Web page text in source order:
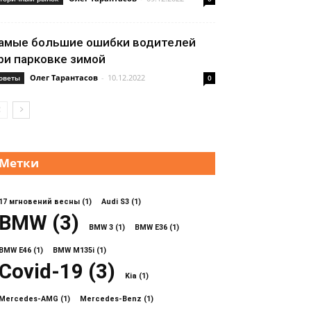
большие ошибки водителей
парковке зимой
Олег Тарантасов - 10.12.2022 0
Метки
17 мгновений весны (1) Audi S3 (1)
BMW (3) BMW 3 (1) BMW E36 (1)
BMW E46 (1) BMW M135i (1)
Covid-19 (3) Kia (1)
Mercedes-AMG (1) Mercedes-Benz (1)